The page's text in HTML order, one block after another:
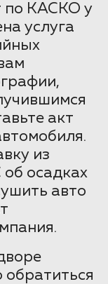
по КАСКО у
услуга
акт
из
осадках
авто